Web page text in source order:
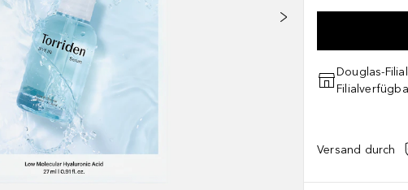
Douglas-
Versand durch